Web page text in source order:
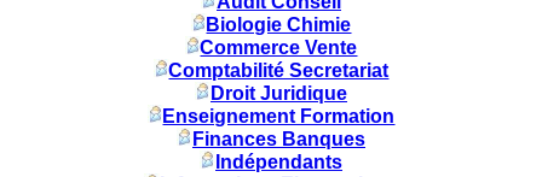
Biologie Chimie
Commerce Vente
Comptabilité Secretariat
Droit Juridique
Enseignement Formation
Finances Banques
Indépendants